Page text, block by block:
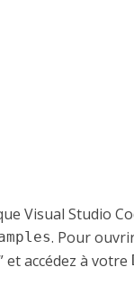
Visual Studio
. Pour
et accédez à votre